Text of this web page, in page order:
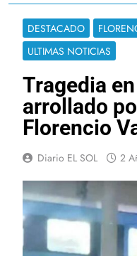
DESTACADO
ULTIMAS NOTICIAS
Tragedia
arrollado
Florencio
Diario EL SOL 2